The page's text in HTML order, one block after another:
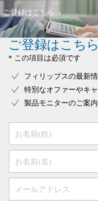
ご登録はこちら
ご登録はこち
* この項目は必須です
フィリップスの最新
特別なオファーやキ
製品モニターのご案内
お名前(姓)
お名前(名)
メールアドレス